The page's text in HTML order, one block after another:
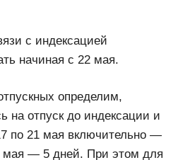
с индексацией
начиная с 22 мая.
определим,
на отпуск до индексации и
по 21 мая включительно —
мая — 5 дней. При этом для